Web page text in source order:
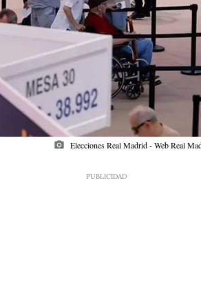
photo_camera Elecciones Real Madrid - Web Real